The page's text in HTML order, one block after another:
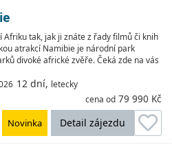
tak, jak ji znáte z řady filmů či knih
atrakcí Namibie je národní park
divoké africké zvěře. Čeká zde na vás
12 dní, letecky
cena od 79 990 Kč
Detail zájezdu
Novinka